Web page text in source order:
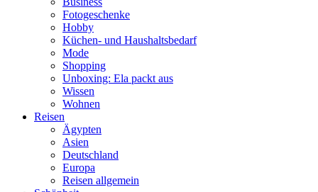
Fotogeschenke
Hobby
Küchen- und Haushaltsbedarf
Mode
Shopping
Unboxing: Ela packt aus
Wissen
Wohnen
Reisen
Ägypten
Asien
Deutschland
Europa
Reisen allgemein